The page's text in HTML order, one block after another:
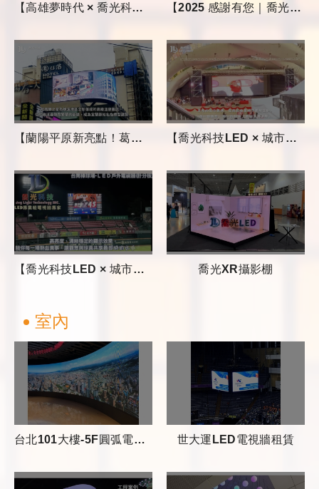
【高雄夢時代 × 喬光科技 × 提點人群視覺焦點】 【2025 感謝有您｜喬光科技工程實績回顧】
【蘭陽平原新亮點！葛瑪蘭之星弧形巨幕閃耀頂端】 【喬光科技LED × 城市地標案例｜台中文化局圓滿劇場 & 菲律賓聖誕節】
【喬光科技LED × 城市地標案例｜台中文化局圓滿劇場 & 台南棒球場】 喬光XR攝影棚
室內
台北101大樓-5F圓弧電視牆&動態球 世大運LED電視牆租賃